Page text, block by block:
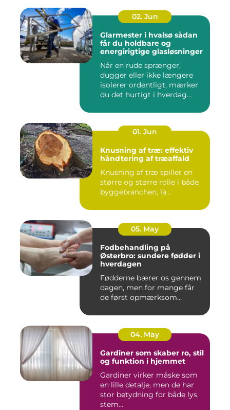
02. Jun
Glarmester i hvalsø sådan
får du holdbare og
energirigtige glasløsninger
Når en rude sprænger,
dugger eller ikke længere
isolerer ordentligt, mærker
du det hurtigt i hverdag...
01. Jun
Knusning af træ: effektiv
håndtering af træaffald
Knusning af træ spiller en
større og større rolle i både
byggebranchen, la...
05. May
Fodbehandling på
Østerbro: sundere fødder i
hverdagen
Fødderne bærer os gennem
dagen, men for mange får
de først opmærksom...
04. May
Gardiner som skaber ro, stil
og funktion i hjemmet
Gardiner virker måske som
en lille detalje, men de har
stor betydning for både lys,
stem...